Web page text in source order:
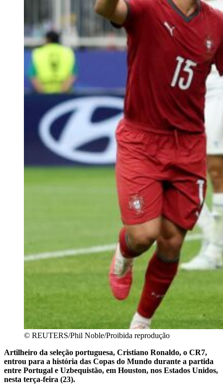
© REUTERS/Phil Noble/Proibida reprodução
Artilheiro da seleção portuguesa, Cristiano Ronaldo, o CR7,
entrou para a história das Copas do Mundo durante a partida
entre Portugal e Uzbequistão, em Houston, nos Estados Unidos,
nesta terça-feira (23).